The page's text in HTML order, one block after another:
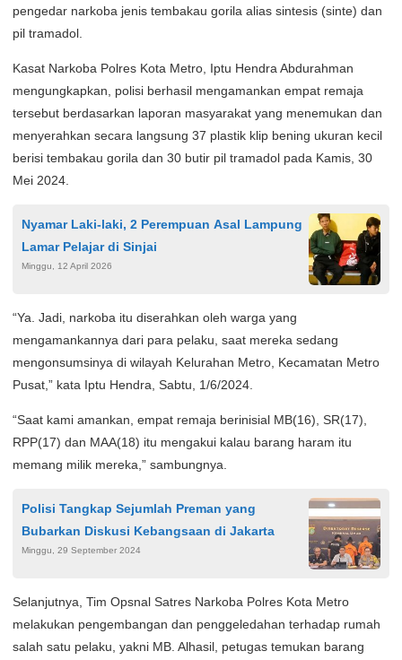
pengedar narkoba jenis tembakau gorila alias sintesis (sinte) dan
pil tramadol.
Kasat Narkoba Polres Kota Metro, Iptu Hendra Abdurahman
mengungkapkan, polisi berhasil mengamankan empat remaja
tersebut berdasarkan laporan masyarakat yang menemukan dan
menyerahkan secara langsung 37 plastik klip bening ukuran kecil
berisi tembakau gorila dan 30 butir pil tramadol pada Kamis, 30
Mei 2024.
Nyamar Laki-laki, 2 Perempuan Asal Lampung
Lamar Pelajar di Sinjai
Minggu, 12 April 2026
“Ya. Jadi, narkoba itu diserahkan oleh warga yang
mengamankannya dari para pelaku, saat mereka sedang
mengonsumsinya di wilayah Kelurahan Metro, Kecamatan Metro
Pusat,” kata Iptu Hendra, Sabtu, 1/6/2024.
“Saat kami amankan, empat remaja berinisial MB(16), SR(17),
RPP(17) dan MAA(18) itu mengakui kalau barang haram itu
memang milik mereka,” sambungnya.
Polisi Tangkap Sejumlah Preman yang
Bubarkan Diskusi Kebangsaan di Jakarta
Minggu, 29 September 2024
Selanjutnya, Tim Opsnal Satres Narkoba Polres Kota Metro
melakukan pengembangan dan penggeledahan terhadap rumah
salah satu pelaku, yakni MB. Alhasil, petugas temukan barang